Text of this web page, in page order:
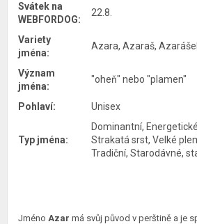
Svátek na
WEBFORDOG:
22.8.
Variety
jména:
Azara, Azaraš,
Význam
jména:
"oheň" nebo "plamen"
Pohlaví: Unisex
Typ jména:
Dominantní,
Strakatá srst, Velké
Tradiční, Starodávné,
Jméno Azar má svůj původ v perštině a je